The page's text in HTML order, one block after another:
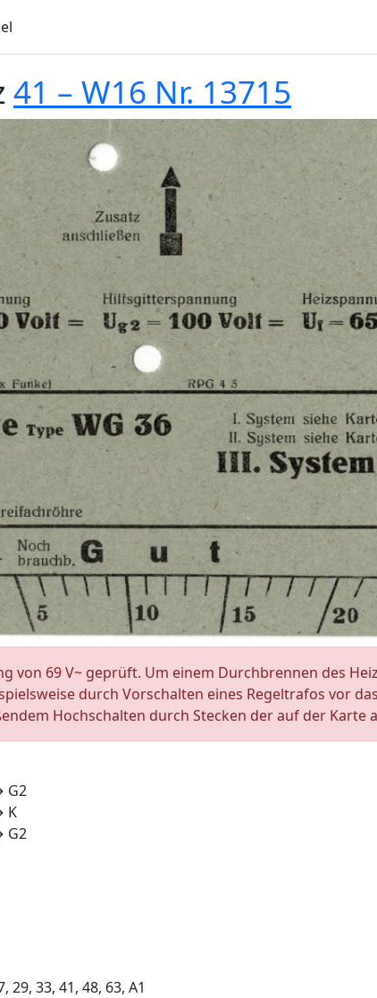
41 – W16 Nr. 13715
von 69 V~ geprüft. Um einem Durchbrennen des
durch Vorschalten eines Regeltrafos vor
Hochschalten durch Stecken der auf der Karte
G2
K
G2
29, 33, 41, 48, 63, A1